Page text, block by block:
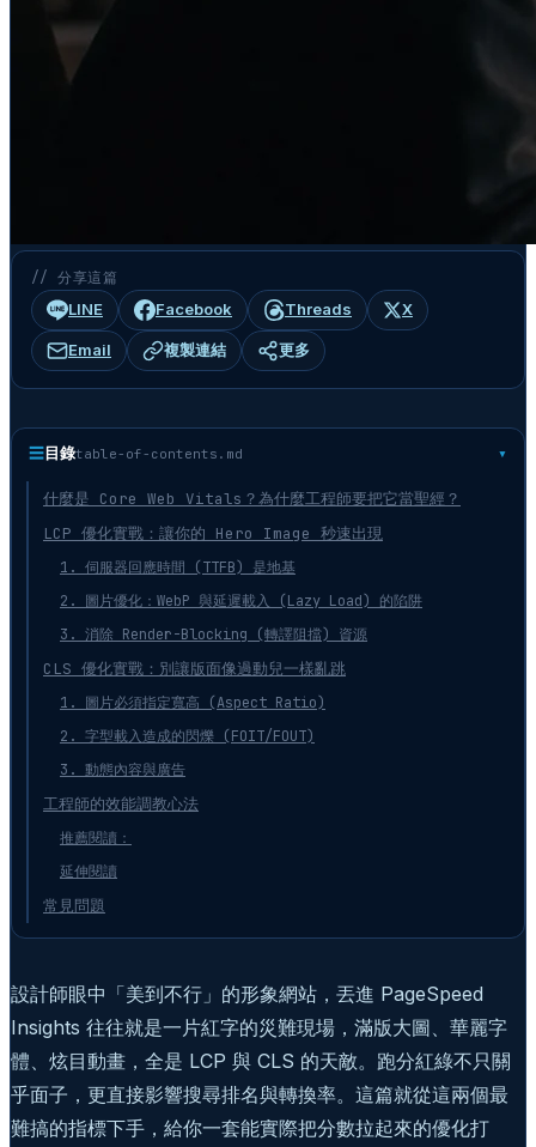
// 分享這篇
LINE Facebook Threads X
Email 複製連結 更多
☰目錄table-of-contents.md
什麼是 Core Web Vitals？為什麼工程師要把它當聖經？
LCP 優化實戰：讓你的 Hero Image 秒速出現
1. 伺服器回應時間 (TTFB) 是地基
2. 圖片優化：WebP 與延遲載入 (Lazy Load) 的陷阱
3. 消除 Render-Blocking (轉譯阻擋) 資源
CLS 優化實戰：別讓版面像過動兒一樣亂跳
1. 圖片必須指定寬高 (Aspect Ratio)
2. 字型載入造成的閃爍 (FOIT/FOUT)
3. 動態內容與廣告
工程師的效能調教心法
推薦閱讀：
延伸閱讀
常見問題
設計師眼中「美到不行」的形象網站，丟進 PageSpeed
Insights 往往就是一片紅字的災難現場，滿版大圖、華麗字
體、炫目動畫，全是 LCP 與 CLS 的天敵。跑分紅綠不只關
乎面子，更直接影響搜尋排名與轉換率。這篇就從這兩個最
難搞的指標下手，給你一套能實際把分數拉起來的優化打